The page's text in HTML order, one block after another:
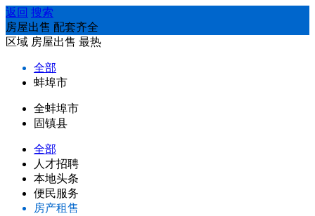
返回 搜索
房屋出售 配套齐全
区域 房屋出售 最热
全部
蚌埠市
全蚌埠市
固镇县
全部
人才招聘
本地头条
便民服务
房产租售